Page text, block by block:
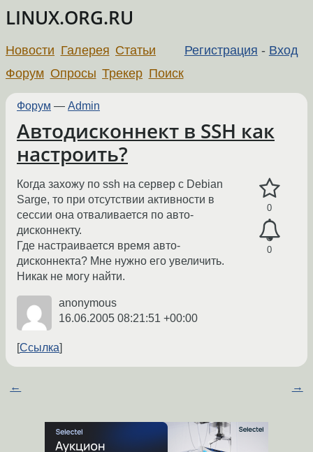
LINUX.ORG.RU
Регистрация - Вход
Новости Галерея Статьи
Форум Опросы Трекер Поиск
Форум — Admin
Автодисконнект в SSH как
настроить?
0
0
Когда захожу по ssh на сервер с Debian
Sarge, то при отсутствии активности в
сессии она отваливается по авто-
дисконнекту.
Где настраивается время авто-
дисконнекта? Мне нужно его увеличить.
Никак не могу найти.
anonymous
16.06.2005 08:21:51 +00:00
Ссылка
← →